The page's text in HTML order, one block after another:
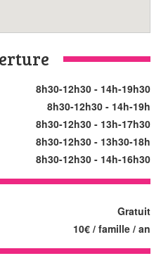
8h30-12h30 - 14h-19h30
8h30-12h30 - 14h-19h
8h30-12h30 - 13h-17h30
8h30-12h30 - 13h30-18h
8h30-12h30 - 14h-16h30
Gratuit
10€ / famille / an